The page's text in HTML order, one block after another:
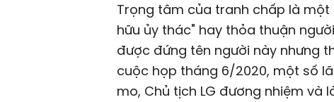
Trọng tâm của tranh chấp là một loại thỏa thuận được gọi là "sở
hữu ủy thác" hay thỏa thuận
được đứng tên người này nhưng
cuộc họp tháng 6/2020, một số
mo, Chủ tịch LG đương nhiệm và